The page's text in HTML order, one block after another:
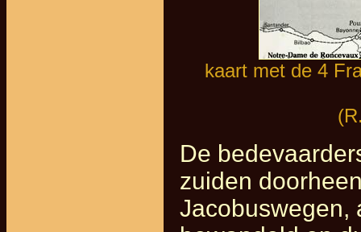
kaart met de 4
De
zuiden
Jacobuswegen,